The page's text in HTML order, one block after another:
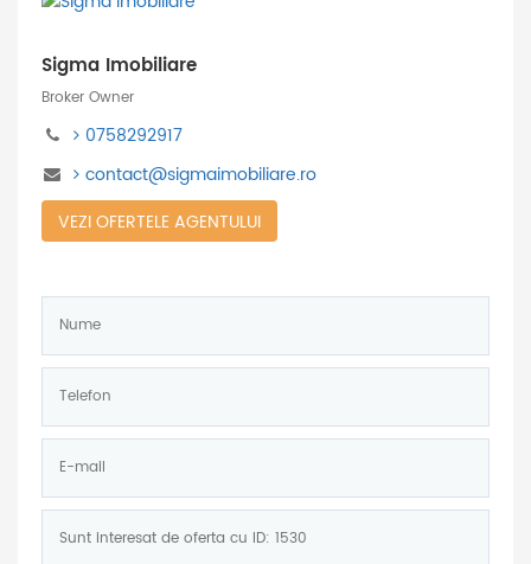
Sigma Imobiliare
Broker Owner
0758292917
contact@sigmaimobiliare.ro
VEZI OFERTELE AGENTULUI
mail: